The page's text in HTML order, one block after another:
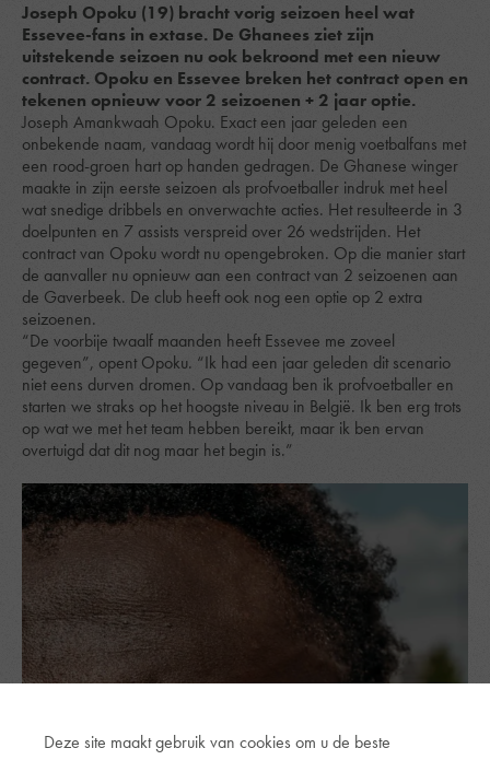
Joseph Opoku (19) bracht vorig seizoen heel wat
Essevee-fans in extase. De Ghanees ziet zijn
uitstekende seizoen nu ook bekroond met een nieuw
contract. Opoku en Essevee breken het contract open en
tekenen opnieuw voor 2 seizoenen + 2 jaar optie.
Joseph Amankwaah Opoku. Exact een jaar geleden een
onbekende naam, vandaag wordt hij door menig voetbalfans met
een rood-groen hart op handen gedragen. De Ghanese winger
maakte in zijn eerste seizoen als profvoetballer indruk met heel
wat snedige dribbels en onverwachte acties. Het resulteerde in 3
doelpunten en 7 assists verspreid over 26 wedstrijden. Het
contract van Opoku wordt nu opengebroken. Op die manier start
de aanvaller nu opnieuw aan een contract van 2 seizoenen aan
de Gaverbeek. De club heeft ook nog een optie op 2 extra
seizoenen.
“De voorbije twaalf maanden heeft Essevee me zoveel
gegeven”, opent Opoku. “Ik had een jaar geleden dit scenario
niet eens durven dromen. Op vandaag ben ik profvoetballer en
starten we straks op het hoogste niveau in België. Ik ben erg trots
op wat we met het team hebben bereikt, maar ik ben ervan
overtuigd dat dit nog maar het begin is.”
Deze site maakt gebruik van cookies om u de beste